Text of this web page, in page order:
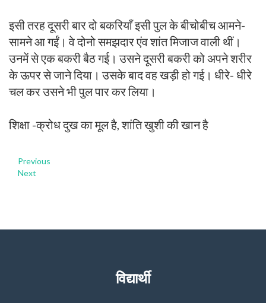
इसी तरह दूसरी बार दो बकरियाँ इसी पुल के बीचोबीच आमने-
सामने आ गईं। वे दोनो समझदार एंव शांत मिजाज वाली थीं।
उनमें से एक बकरी बैठ गई। उसने दूसरी बकरी को अपने शरीर
के ऊपर से जाने दिया। उसके बाद वह खड़ी हो गई। धीरे- धीरे
चल कर उसने भी पुल पार कर लिया।
शिक्षा -क्रोध दुख का मूल है, शांति खुशी की खान है
Previous
Next
विद्यार्थी